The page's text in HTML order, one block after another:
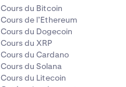
Cours du Bitcoin
Cours de l’Ethereum
Cours du Dogecoin
Cours du XRP
Cours du Cardano
Cours du Solana
Cours du Litecoin